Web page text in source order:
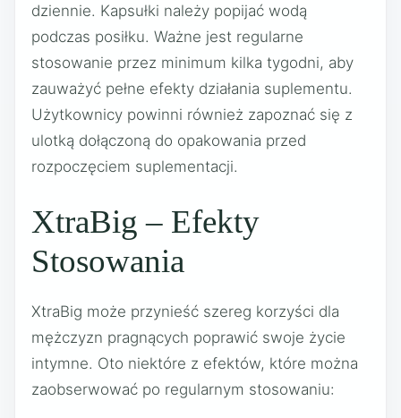
dziennie. Kapsułki należy popijać wodą
podczas posiłku. Ważne jest regularne
stosowanie przez minimum kilka tygodni, aby
zauważyć pełne efekty działania suplementu.
Użytkownicy powinni również zapoznać się z
ulotką dołączoną do opakowania przed
rozpoczęciem suplementacji.
XtraBig – Efekty
Stosowania
XtraBig może przynieść szereg korzyści dla
mężczyzn pragnących poprawić swoje życie
intymne. Oto niektóre z efektów, które można
zaobserwować po regularnym stosowaniu: